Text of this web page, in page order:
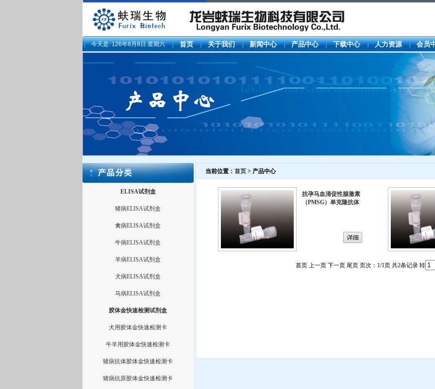
今天是:126年8月8日 星期六 首页 关于我们 新闻中心 产品中心 下载中心 人力资源 会员
ELISA试剂盒
猪病ELISA试剂盒
禽病ELISA试剂盒
牛病ELISA试剂盒
羊病ELISA试剂盒
犬病ELISA试剂盒
马病ELISA试剂盒
胶体金快速检测试剂盒
犬用胶体金快速检测卡
牛羊用胶体金快速检测卡
猪病抗体胶体金快速检测卡
猪病抗原胶体金快速检测卡
当前位置： 首页> 产品中心
抗孕马血清促性腺激素
（PMSG）单克隆抗体
首页 上一页 下一页 尾页 页次：1/1页 共2条记录 转